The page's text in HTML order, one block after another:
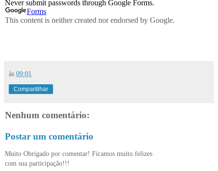
às 09:01
Compartilhar
Nenhum comentário:
Postar um comentário
Muito Obrigado por comentar! Ficamos muito felizes
com sua participação!!!